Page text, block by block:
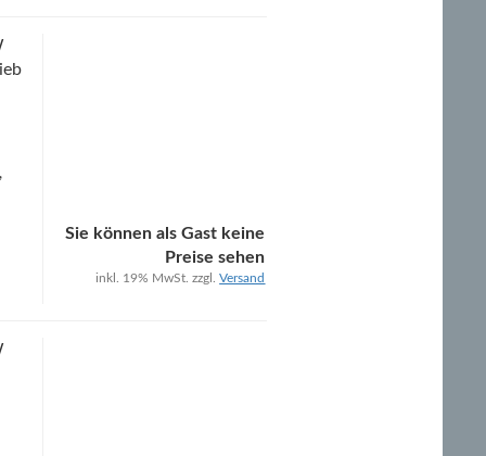
Sie können als Gast keine
Preise sehen
inkl. 19% MwSt. zzgl.Versand